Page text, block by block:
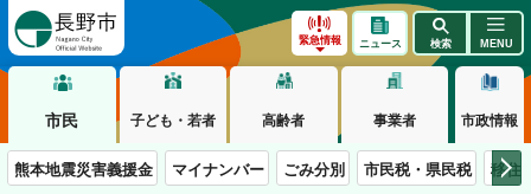
緊急情報 ニュース 検索 MENU
市民 子ども・若者 高齢者 事業者 市政情報
熊本地震災害義援金 マイナンバー ごみ分別 市民税・県民税 移住